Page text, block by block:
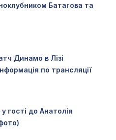
Батагова та
Динамо в Лізі
по трансляції
гості до Анатолія